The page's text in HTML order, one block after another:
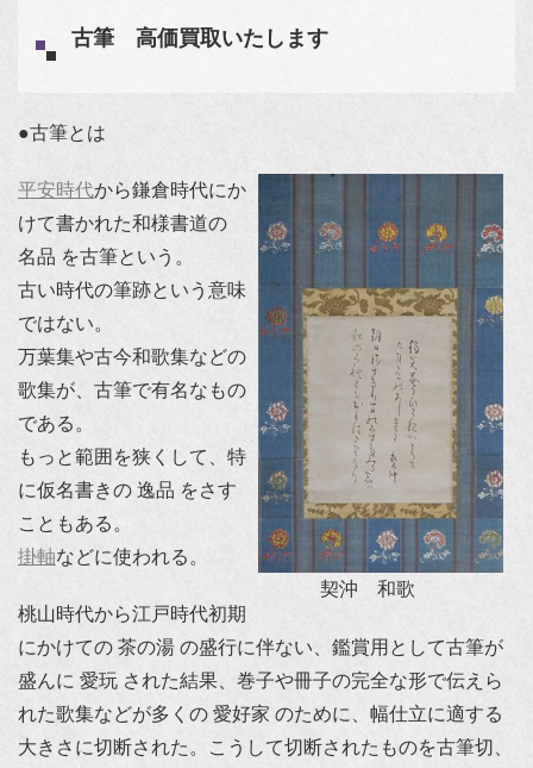
古筆 高価買取いたします
●古筆とは
契沖 和歌
平安時代から鎌倉時代にか
けて書かれた和様書道の
名品 を古筆という。
古い時代の筆跡という意味
ではない。
万葉集や古今和歌集などの
歌集が、古筆で有名なもの
である。
もっと範囲を狭くして、特
に仮名書きの 逸品 をさす
こともある。
掛軸などに使われる。
桃山時代から江戸時代初期
にかけての 茶の湯 の盛行に伴ない、鑑賞用として古筆が
盛んに 愛玩 された結果、巻子や冊子の完全な形で伝えら
れた歌集などが多くの 愛好家 のために、幅仕立に適する
大きさに切断された。こうして切断されたものを古筆切、